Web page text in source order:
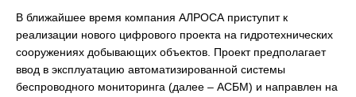
В ближайшее время компания АЛРОСА приступит к
реализации нового цифрового проекта на гидротехнических
сооружениях добывающих объектов. Проект предполагает
ввод в эксплуатацию автоматизированной системы
беспроводного мониторинга (далее – АСБМ) и направлен на